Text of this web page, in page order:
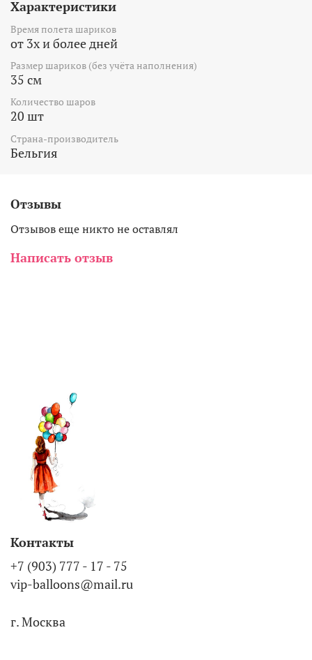
Характеристики
Время полета шариков
от 3х и более дней
Размер шариков (без учёта наполнения)
35 см
Количество шаров
20 шт
Страна-производитель
Бельгия
Отзывы
Отзывов еще никто не оставлял
Написать отзыв
Контакты
+7 (903) 777 - 17 - 75
vip-balloons@mail.ru
г. Москва